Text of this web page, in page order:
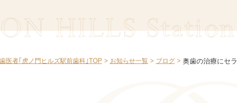
HILLS
医者｢虎ノ門ヒルズ駅前歯科｣TOP お知らせ一覧 ブログ 奥歯の治療にセ